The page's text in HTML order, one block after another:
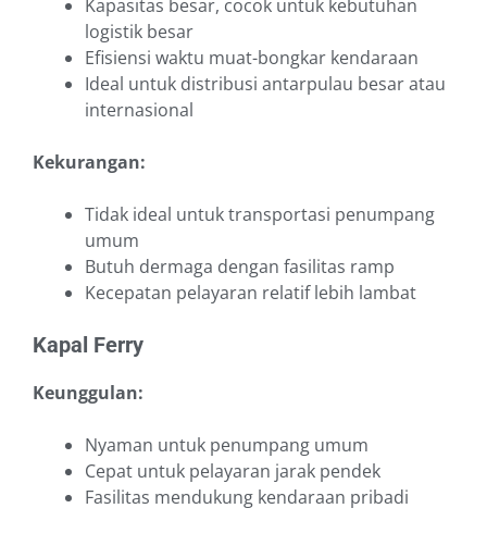
Kapasitas besar, cocok untuk kebutuhan
logistik besar
Efisiensi waktu muat-bongkar kendaraan
Ideal untuk distribusi antarpulau besar atau
internasional
Kekurangan:
Tidak ideal untuk transportasi penumpang
umum
Butuh dermaga dengan fasilitas ramp
Kecepatan pelayaran relatif lebih lambat
Kapal Ferry
Keunggulan:
Nyaman untuk penumpang umum
Cepat untuk pelayaran jarak pendek
Fasilitas mendukung kendaraan pribadi